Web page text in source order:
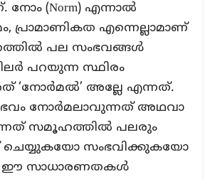
(Norm) എന്നാൽ
പ്രാമാണികത എന്നെല്ലാമാണ്
പല സംഭവങ്ങൾ
പറയുന്ന സ്ഥിരം
‘നോർമൽ’ അല്ലേ എന്നത്.
നോർമലാവുന്നത് അഥവാ
സമൂഹത്തിൽ പലരും
ചെയ്യുകയോ സംഭവിക്കുകയോ
ഈ സാധാരണതകൾ